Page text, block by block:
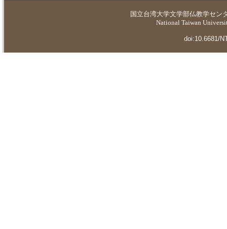
国立台湾大学文学部仏教学セン
National Taiwan
doi:10.6681/